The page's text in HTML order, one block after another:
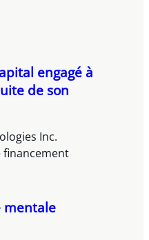
engagé à
de son
Inc.
financement
mentale